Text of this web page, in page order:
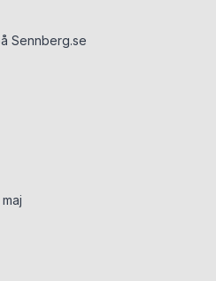
Sennberg.se